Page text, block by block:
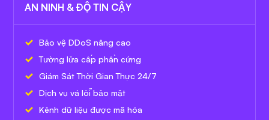
AN NINH & ĐỘ TIN CẬY
Bảo vệ DDoS nâng cao
Tường lửa cấp phần cứng
Giám Sát Thời Gian Thực 24/7
Dịch vụ vá lỗi bảo mật
Kênh dữ liệu được mã hóa